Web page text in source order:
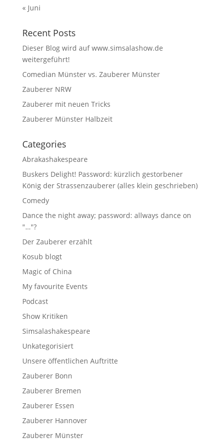
« Juni
Recent Posts
Dieser Blog wird auf www.simsalashow.de
weitergeführt!
Comedian Münster vs. Zauberer Münster
Zauberer NRW
Zauberer mit neuen Tricks
Zauberer Münster Halbzeit
Categories
Abrakashakespeare
Buskers Delight! Password: kürzlich gestorbener
König der Strassenzauberer (alles klein geschrieben)
Comedy
Dance the night away; password: allways dance on
"…"?
Der Zauberer erzählt
Kosub blogt
Magic of China
My favourite Events
Podcast
Show Kritiken
Simsalashakespeare
Unkategorisiert
Unsere öffentlichen Auftritte
Zauberer Bonn
Zauberer Bremen
Zauberer Essen
Zauberer Hannover
Zauberer Münster